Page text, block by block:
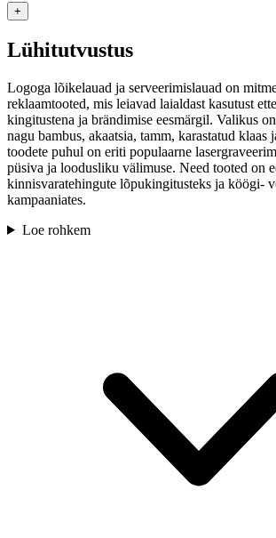
+
Lühitutvustus
Logoga lõikelauad ja serveerimislauad on
reklaamtooted, mis leiavad laialdast kasutust
kingitustena ja brändimise eesmärgil. Valikus
nagu bambus, akaatsia, tamm, karastatud
toodete puhul on eriti populaarne
püsiva ja loodusliku välimuse. Need tooted on
kinnisvaratehingute lõpukingitusteks ja köögi-
kampaaniates.
Loe rohkem